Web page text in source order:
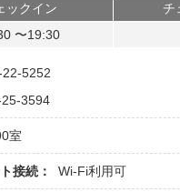
ックイン
チ
〜19:30
5252
3594
室
接続： Wi-Fi利用可